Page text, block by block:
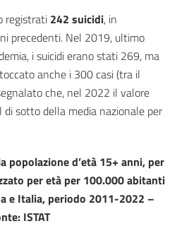
registrati 242 suicidi, in
precedenti. Nel 2019, ultimo
i suicidi erano stati 269, ma
anche i 300 casi (tra il
che, nel 2022 il valore
sotto della media nazionale per
d’età 15+ anni, per
per età per 100.000 abitanti
e Italia, periodo 2011-2022 –
ISTAT